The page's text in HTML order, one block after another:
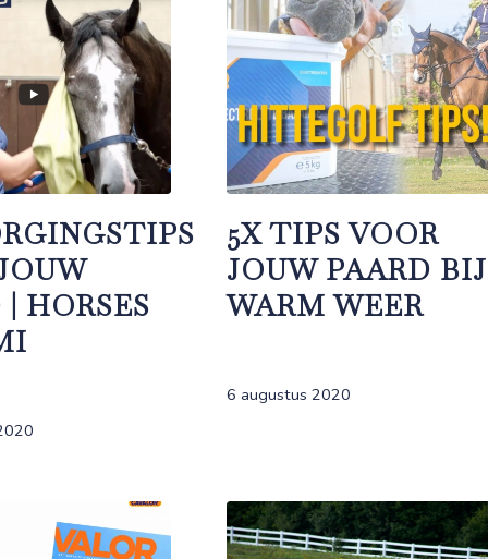
HORSES
5X TIPS VOOR
JOUW PAARD BIJ
WARM WEER
6 augustus 2020